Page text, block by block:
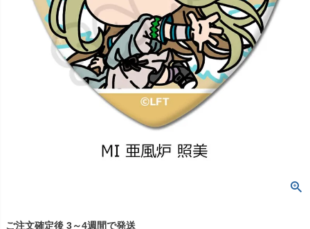
ご注文確定後 3～4週間で発送